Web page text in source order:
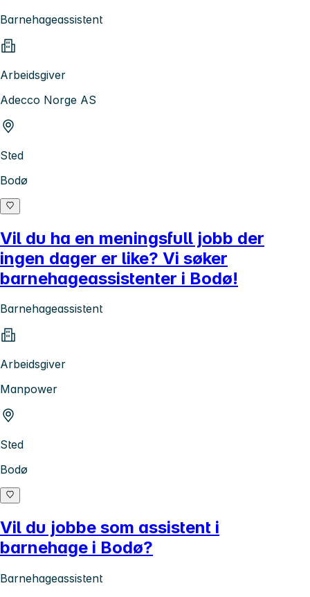
Barnehageassistent
Arbeidsgiver
Adecco Norge AS
Sted
Bodø
Vil du ha en meningsfull jobb der
ingen dager er like? Vi søker
barnehageassistenter i Bodø!
Barnehageassistent
Arbeidsgiver
Manpower
Sted
Bodø
Vil du jobbe som assistent i
barnehage i Bodø?
Barnehageassistent